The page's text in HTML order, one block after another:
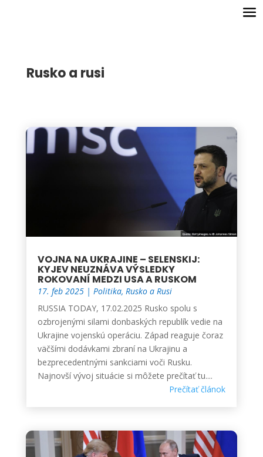
Rusko a rusi
VOJNA NA UKRAJINE – SELENSKIJ:
KYJEV NEUZNÁVA VÝSLEDKY
ROKOVANÍ MEDZI USA A RUSKOM
17. feb 2025| Politika, Rusko a Rusi
RUSSIA TODAY, 17.02.2025 Rusko spolu s
ozbrojenými silami donbaských republík vedie na
Ukrajine vojenskú operáciu. Západ reaguje čoraz
väčšími dodávkami zbraní na Ukrajinu a
bezprecedentnými sankciami voči Rusku.
Najnovší vývoj situácie si môžete prečítať tu....
Prečítať článok